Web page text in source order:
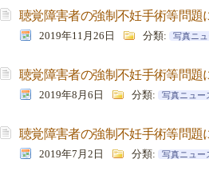
聴覚障害者の強制不妊手術等問題
2019年11月26日 分類: 写真ニュ
聴覚障害者の強制不妊手術等問題
2019年8月6日 分類: 写真ニュー
聴覚障害者の強制不妊手術等問題
2019年7月2日 分類: 写真ニュー